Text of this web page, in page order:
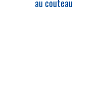
au couteau